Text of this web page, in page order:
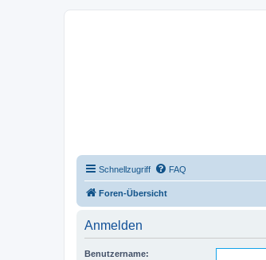
Schnellzugriff FAQ
Foren-Übersicht
Anmelden
Benutzername: